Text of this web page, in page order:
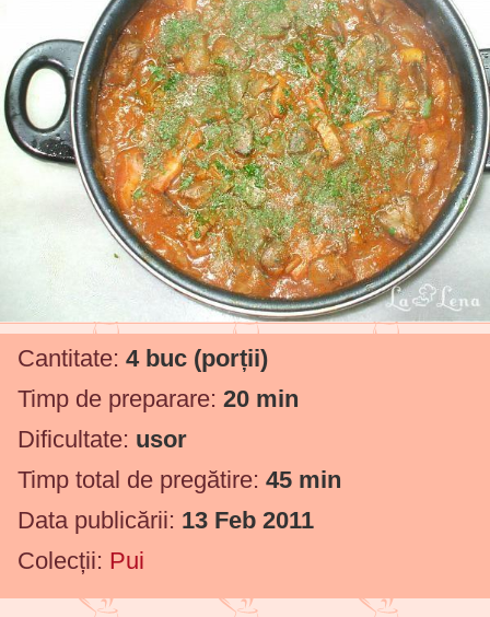
Cantitate: 4 buc (porții)
Timp de preparare: 20 min
Dificultate: usor
Timp total de pregătire: 45 min
Data publicării: 13 Feb 2011
Colecții: Pui